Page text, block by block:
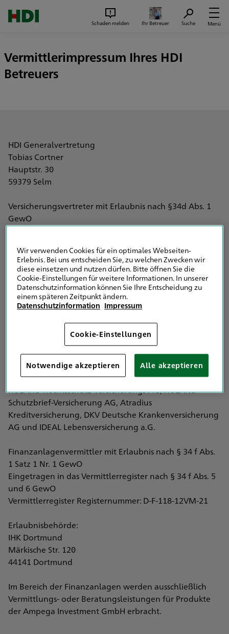
Schaden melden Ihr Betreuer Suche Menü
Vermittlerimpressum Ihres HDI
Betreuers
HDI Generalvertretung
Tobias Cortner
Hauptstr. 30
59379 Selm
Versicherungsvertreter mit Erlaubnis nach §34d Abs. 1
GewO
Vermittlerregister Registernummer: D-06LX-ONV6V-96
IHK Dortmund
Märkische Str. 120
44141 Dortmund
Versicherungsvermittlung ausschließlich die HDI
Versicherung AG, HDI Global SE, HDI Global Specialty
SE, HDI Lebensversicherung AG, HDI Pensionsfonds AG,
HDI Pensionskasse AG sowie die Kooperationspartner
ROLAND Rechtsschutz-Versicherungs-AG, ROLAND
Schutzbrief-Versicherung AG, Atradius
Kreditversicherung, DKV Deutsche Krankenversicherung
AG und IDEAL Lebensversicherung a.G.
Finanzanlagenvermittler mit Erlaubnis nach § 34 f Abs.
1 Satz 1 Nr. 1 GewO
Eingetragen in das Vermittlerregister nach § 34 f Abs. 5
und 6 GewO
Vermittlerregister Registernummer: D-F-118-12VM-21
Erlaubnisbehörde:
IHK Dortmund
Märkische Str. 120
44141 Dortmund
Im Bereich der Finanzanlagen werden ausschließlich
Vermittlungs- oder Beratungsleistungen für Produkte
der Ampega Investment GmbH erbracht.
Wir verwenden Cookies für ein optimales Webseiten-
Erlebnis. Bei uns entscheiden Sie, zu welchen Zwecken wir
diese einsetzen und nutzen dürfen. Bitte öffnen Sie die
Cookie-Einstellungen für weitere Informationen. In unserer
Datenschutzinformation können Sie Ihre Entscheidung zu
einem späteren Zeitpunkt ändern.
Datenschutzinformation Impressum
Cookie-Einstellungen
Notwendige akzeptieren Alle akzeptieren